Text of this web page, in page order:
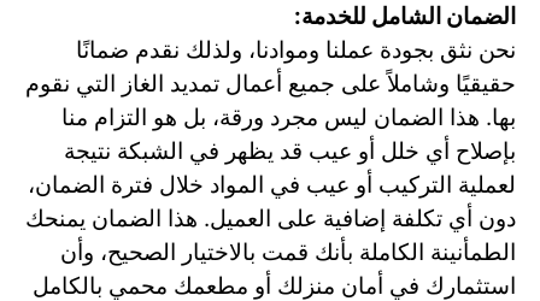
الضمان الشامل للخدمة:
نحن نثق بجودة عملنا وموادنا، ولذلك نقدم ضمانًا
حقيقيًا وشاملاً على جميع أعمال تمديد الغاز التي نقوم
بها. هذا الضمان ليس مجرد ورقة، بل هو التزام منا
بإصلاح أي خلل أو عيب قد يظهر في الشبكة نتيجة
لعملية التركيب أو عيب في المواد خلال فترة الضمان،
دون أي تكلفة إضافية على العميل. هذا الضمان يمنحك
الطمأنينة الكاملة بأنك قمت بالاختيار الصحيح، وأن
استثمارك في أمان منزلك أو مطعمك محمي بالكامل